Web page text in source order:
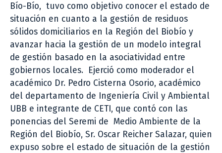
Bío-Bío, tuvo como objetivo conocer el estado de
situación en cuanto a la gestión de residuos
sólidos domiciliarios en la Región del Biobío y
avanzar hacia la gestión de un modelo integral
de gestión basado en la asociatividad entre
gobiernos locales. Ejerció como moderador el
académico Dr. Pedro Cisterna Osorio, académico
del departamento de Ingeniería Civil y Ambiental
UBB e integrante de CETI, que contó con las
ponencias del Seremi de Medio Ambiente de la
Región del Biobío, Sr. Oscar Reicher Salazar, quien
expuso sobre el estado de situación de la gestión